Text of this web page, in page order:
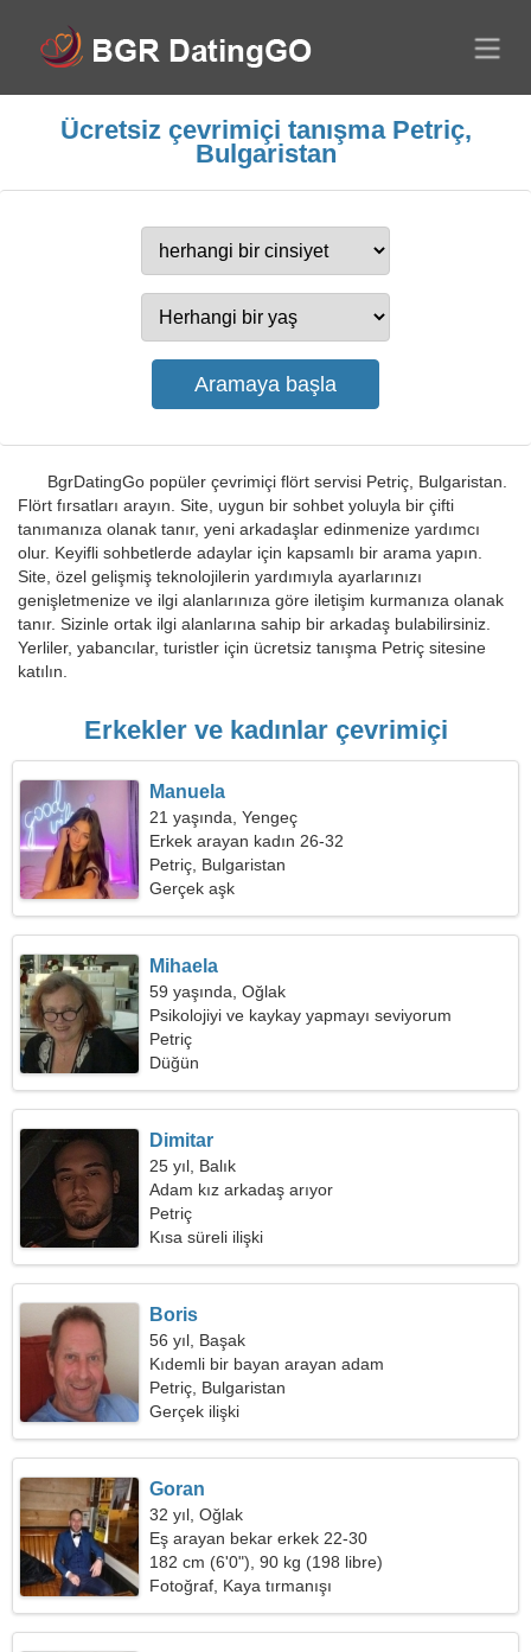
Ücretsiz çevrimiçi tanışma Petriç,
Bulgaristan
BgrDatingGo popüler çevrimiçi flört servisi Petriç, Bulgaristan.
Flört fırsatları arayın. Site, uygun bir sohbet yoluyla bir çifti
tanımanıza olanak tanır, yeni arkadaşlar edinmenize yardımcı
olur. Keyifli sohbetlerde adaylar için kapsamlı bir arama yapın.
Site, özel gelişmiş teknolojilerin yardımıyla ayarlarınızı
genişletmenize ve ilgi alanlarınıza göre iletişim kurmanıza olanak
tanır. Sizinle ortak ilgi alanlarına sahip bir arkadaş bulabilirsiniz.
Yerliler, yabancılar, turistler için ücretsiz tanışma Petriç sitesine
katılın.
Erkekler ve kadınlar çevrimiçi
Manuela
21 yaşında, Yengeç
Erkek arayan kadın 26-32
Petriç, Bulgaristan
Gerçek aşk
Mihaela
59 yaşında, Oğlak
Psikolojiyi ve kaykay yapmayı seviyorum
Petriç
Düğün
Dimitar
25 yıl, Balık
Adam kız arkadaş arıyor
Petriç
Kısa süreli ilişki
Boris
56 yıl, Başak
Kıdemli bir bayan arayan adam
Petriç, Bulgaristan
Gerçek ilişki
Goran
32 yıl, Oğlak
Eş arayan bekar erkek 22-30
182 cm (6'0"), 90 kg (198 libre)
Fotoğraf, Kaya tırmanışı